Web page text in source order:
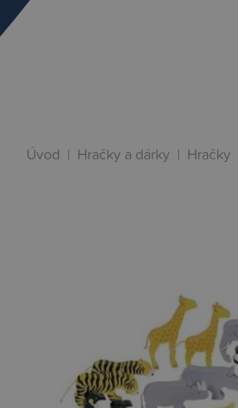
Úvod | Hračky a dárky | Hračky